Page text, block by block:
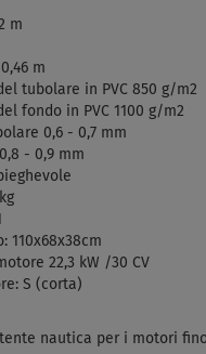
m
m
tubolare in PVC 850 g/m2
fondo in PVC 1100 g/m2
0,6 - 0,7 mm
- 0,9 mm
110x68x38cm
22,3 kW /30 CV
S (corta)
nautica per i motori